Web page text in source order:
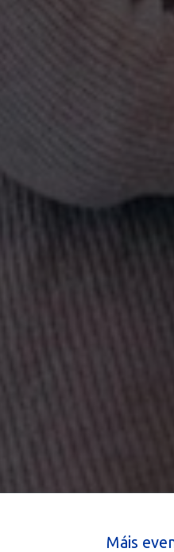
Máis